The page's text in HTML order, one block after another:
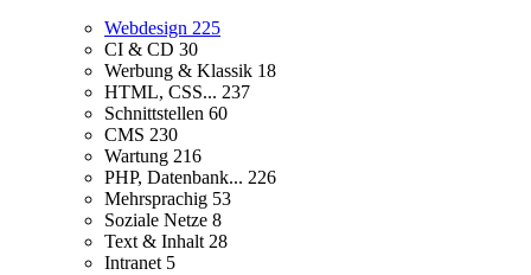
Webdesign 225
CI & CD 30
Werbung & Klassik 18
HTML, CSS... 237
Schnittstellen 60
CMS 230
Wartung 216
PHP, Datenbank... 226
Mehrsprachig 53
Soziale Netze 8
Text & Inhalt 28
Intranet 5